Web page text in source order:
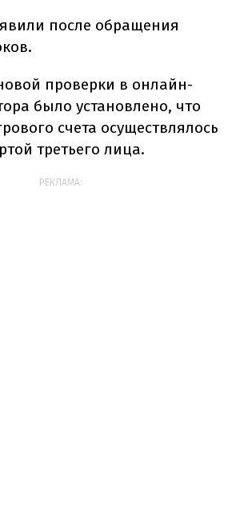
после обращения
проверки в онлайн-
было установлено, что
счета осуществлялось
третьего лица.
РЕКЛАМА: